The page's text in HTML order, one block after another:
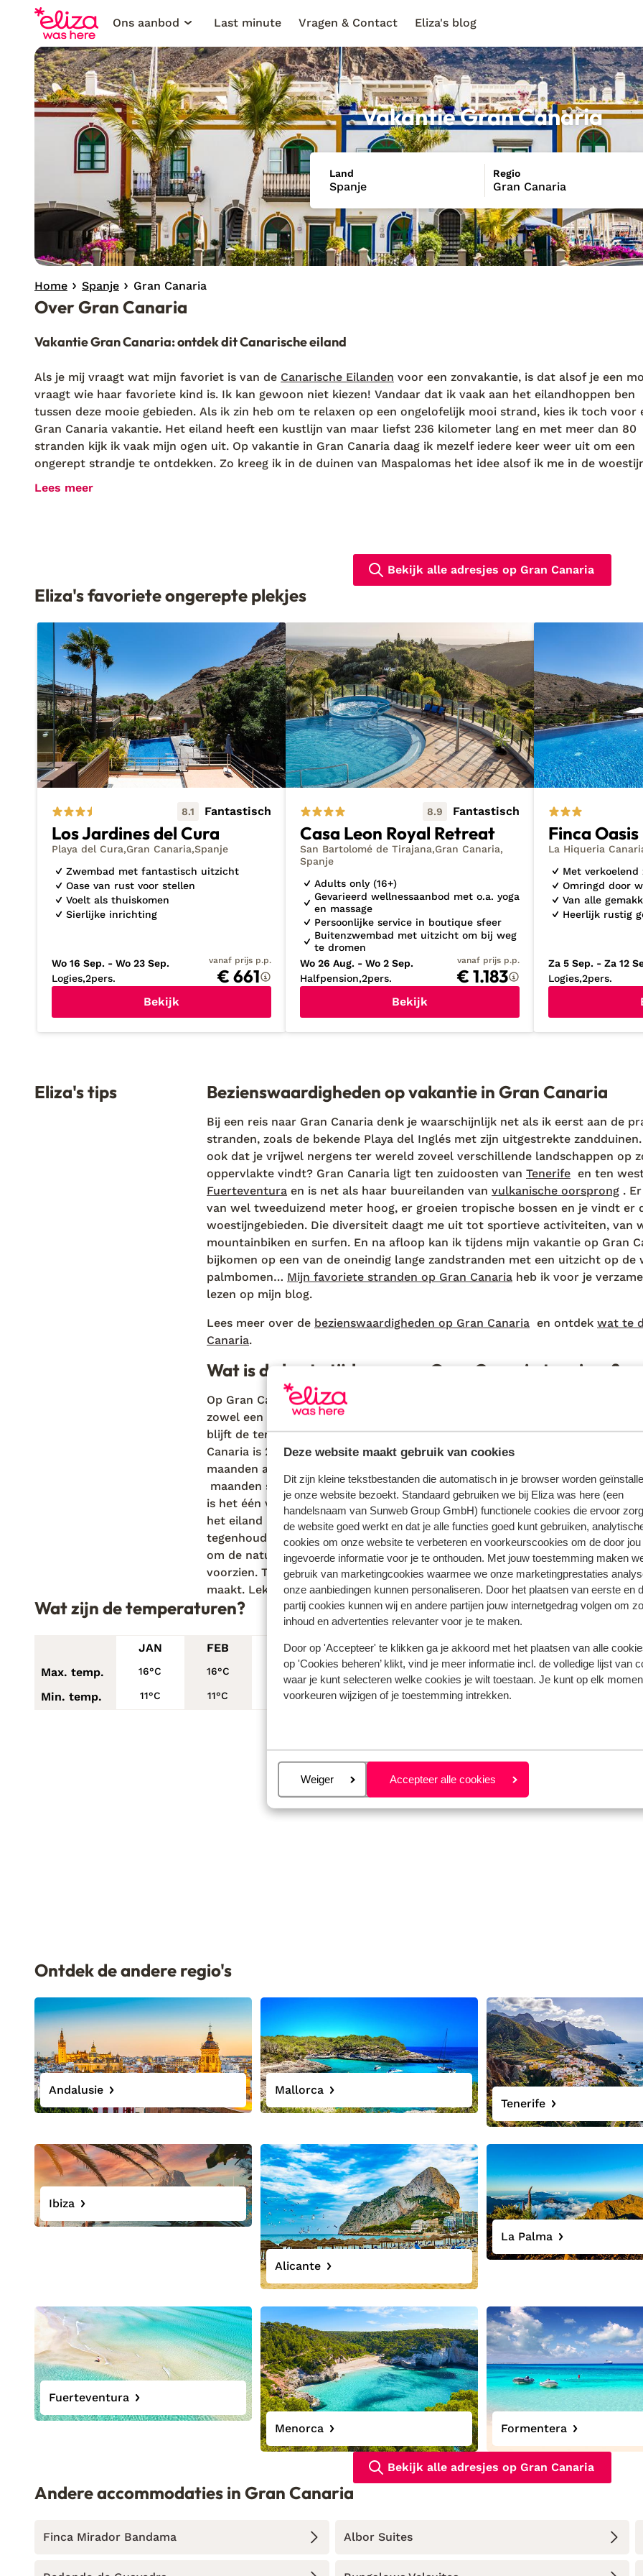
Deze website maakt gebruik van cookies
Dit zijn kleine tekstbestanden die automatisch in je browser worden
je onze website bezoekt. Standaard gebruiken we bij Eliza was here (een
handelsnaam van Sunweb Group GmbH) functionele cookies die ervoor
de website goed werkt en dat je alle functies goed kunt gebruiken,
cookies om onze website te verbeteren en voorkeurscookies om de door jou
ingevoerde informatie voor je te onthouden. Met jouw toestemming maken
gebruik van marketingcookies waarmee we onze marketingprestaties
onze aanbiedingen kunnen personaliseren. Door het plaatsen van eerste en
partij cookies kunnen wij en andere partijen jouw internetgedrag volgen om
inhoud en advertenties relevanter voor je te maken.
Door op 'Accepteer' te klikken ga je akkoord met het plaatsen van alle
op 'Cookies beheren’ klikt, vind je meer informatie incl. de volledige lijst van
waar je kunt selecteren welke cookies je wilt toestaan. Je kunt op elk
voorkeuren wijzigen of je toestemming intrekken.
Beheren
Weiger Accepteer alle cookies
Ons aanbod
Last minute Vragen & Contact Eliza's blog
Vakantie Gran Canaria
Land
Spanje
Regio
Gran Canaria
Home Spanje Gran Canaria
Over Gran Canaria
Vakantie Gran Canaria: ontdek dit Canarische eiland
Als je mij vraagt wat mijn favoriet is van de Canarische Eilanden voor een zonvakantie, is dat alsof je een
vraagt wie haar favoriete kind is. Ik kan gewoon niet kiezen! Vandaar dat ik vaak aan het eilandhoppen ben
tussen deze mooie gebieden. Als ik zin heb om te relaxen op een ongelofelijk mooi strand, kies ik toch voor
Gran Canaria vakantie. Het eiland heeft een kustlijn van maar liefst 236 kilometer lang en met meer dan 80
stranden kijk ik vaak mijn ogen uit. Op vakantie in Gran Canaria daag ik mezelf iedere keer weer uit om een
ongerept strandje te ontdekken. Zo kreeg ik in de duinen van Maspalomas het idee alsof ik me in de
begaf. Ook om te snorkelen en wandelingen te maken door de duinen kan ik hier perfect terecht. Dit eiland
lijkt stil te staan. De een is omgetoverd tot een schitterendhotelen de ander zijnappartementenomringd
een tropische tuin. Als ik mezelf wil verwennen, ga ik op een luxe vakantie naar Gran Canaria en verblijf ik in
moderne villa.
Op de Spaanse eilanden heb ik vaak maar een aantal adresjes die ook nog eens zeer geliefd zijn. Wil je een
vakantie naar Gran Canaria boeken? Wees er dan vroeg bij om verzekerd te zijn van een plekje weg van de
Op zoek naar meer vakantie inspiratie voor je reis naar Gran Canaria? Ga als eerste op avontuur bij mijn
ontdekkingenof neem een kijkje tussen mijnlast minutesnaar Spanje.
Tip: als jij bij mij een vliegreis naar de Mediterranée boekt is er altijd eenhuurautovan de kleinste categorie
inclusief.
Lees meer
Bekijk alle adresjes op Gran Canaria
Eliza's favoriete ongerepte plekjes
8.1 Fantastisch
Los Jardines del Cura
Playa del Cura Gran Canaria Spanje
Zwembad met fantastisch uitzicht
Oase van rust voor stellen
Voelt als thuiskomen
Sierlijke inrichting
Wo 16 Sep. - Wo 23 Sep.
Logies 2pers.
vanaf prijs p.p.
€ 661
Bekijk
8.9 Fantastisch
Casa Leon Royal Retreat
San Bartolomé de Tirajana Gran Canaria
Spanje
Adults only (16+)
Gevarieerd wellnessaanbod met o.a. yoga
en massage
Persoonlijke service in boutique sfeer
Buitenzwembad met uitzicht om bij weg
te dromen
Wo 26 Aug. - Wo 2 Sep.
Halfpension 2pers.
vanaf prijs p.p.
€ 1.183
Bekijk
Finca Oasis
La Hiqueria
Met verkoelend
Omringd door
Van alle
Heerlijk rustig
Za 5 Sep. - Za 12
Logies 2pers.
Eliza's tips Bezienswaardigheden op vakantie in Gran Canaria
Bij een reis naar Gran Canaria denk je waarschijnlijk net als ik eerst aan de
stranden, zoals de bekende Playa del Inglés met zijn uitgestrekte
ook dat je vrijwel nergens ter wereld zoveel verschillende landschappen op
oppervlakte vindt? Gran Canaria ligt ten zuidoosten van Tenerife en ten
Fuerteventura en is net als haar buureilanden van vulkanische oorsprong .
van wel tweeduizend meter hoog, er groeien tropische bossen en je vindt er
woestijngebieden. Die diversiteit daagt me uit tot sportieve activiteiten, van
mountainbiken en surfen. En na afloop kan ik tijdens mijn vakantie op Gran
bijkomen op een van de oneindig lange zandstranden met een uitzicht op de
palmbomen… Mijn favoriete stranden op Gran Canaria heb ik voor je
lezen op mijn blog.
Lees meer over de bezienswaardigheden op Gran Canaria en ontdek wat te
Canaria.
Wat is de beste tijd om naar Gran Canaria te reizen?
Op Gran Canaria schijnt de zon het hele jaar door. Het is daarom de perfecte
zowel een
winter- als een
. De zomers zijn er warm en droog
blijft de temperatuur bijna altijd boven de 20 graden. De gemiddelde
Canaria is 22 graden en kan in de zomervakantie oplopen tot wel 28 graden.
maanden als juni, juli en augustus zijn vaak warm en droog. Maar ook in de
maanden september en oktober kun je nog prima op vakantie naar Gran
is het één van de fijnste eilanden om de
herfstvakantie
door te brengen. Het
het eiland is dan wel natter, omdat de bergen in het midden van het eiland de
tegenhouden. Nog een pluspunt: op Gran Canaria valt er weinig regen, maar
om de natuur in de binnenlanden en het oosten van de nodige hoeveelheid
voorzien. Tip: neem een trui mee als je in de wintermaanden een reis naar
maakt. Lekker voor de iets frissere avonden. Naar welk plekje reis jij af
Wat zijn de temperaturen?
Max. temp.
Min. temp.
JAN
16°C
11°C
FEB
16°C
11°C
MRT
20°C
13°C
APR
21°C
14°C
MEI
22°C
16°C
JUN
26°C
20°C
JUL
27°C
AUG
28°C
Ontdek de andere regio's
Andalusie
Mallorca
Tenerife
Ibiza
Alicante
La Palma
Fuerteventura
Menorca Formentera
Bekijk alle adresjes op Gran Canaria
Andere accommodaties in Gran Canaria
Finca Mirador Bandama Albor Suites